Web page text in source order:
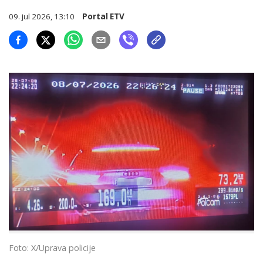
09. jul 2026, 13:10 Portal ETV
Foto: X/Uprava policije